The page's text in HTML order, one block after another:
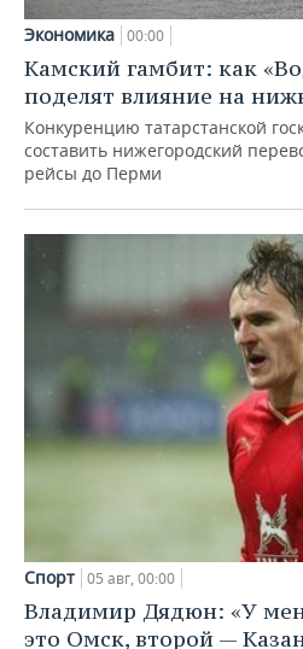
Экономика 00:00
Камский гамбит: как
поделят влияние на
Конкуренцию татарстанской
составить нижегородский
рейсы до Перми
Спорт 05 авг, 00:00
Владимир Дядюн: «У
это Омск, второй —